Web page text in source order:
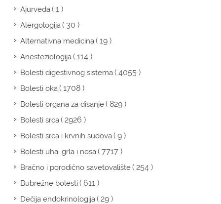
Ajurveda( 1 )
Alergologija( 30 )
Alternativna medicina( 19 )
Anesteziologija( 114 )
Bolesti digestivnog sistema( 4055 )
Bolesti oka( 1708 )
Bolesti organa za disanje( 829 )
Bolesti srca( 2926 )
Bolesti srca i krvnih sudova( 9 )
Bolesti uha, grla i nosa( 7717 )
Bračno i porodično savetovalište( 254 )
Bubrežne bolesti( 611 )
Dečija endokrinologija( 29 )